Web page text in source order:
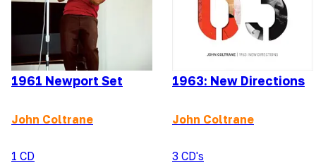
1961 Newport Set
John Coltrane
1 CD
1963: New Directions
John Coltrane
3 CD's